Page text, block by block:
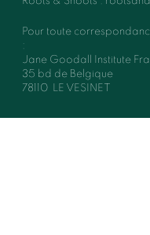
Pour toute
:
Jane Goodall Institute
35 bd de Belgique
78110
LE VESINET